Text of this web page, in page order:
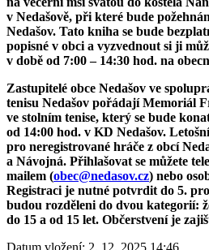
v Nedašově, při které bude
Nedašov. Tato kniha se bude
popisné v obci a vyzvednout si ji
v době od 7:00 – 14:30 hod. na
Zastupitelé obce Nedašov ve
tenisu Nedašov pořádají Memoriál
ve stolním tenise, který se bude
od 14:00 hod. v KD Nedašov.
pro neregistrované hráče z obcí
a Návojná. Přihlašovat se můžete
mailem (obec@nedasov.cz) nebo
Registraci je nutné potvrdit do 5.
budou rozděleni do dvou kategorií:
do 15 a od 15 let. Občerstvení je
Datum vložení: 2. 12. 2025 14:46